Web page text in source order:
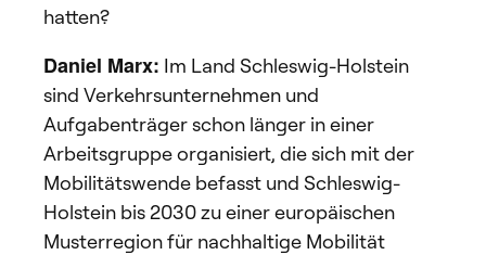
hatten?
Daniel Marx: Im Land Schleswig-Holstein
sind Verkehrsunternehmen und
Aufgabenträger schon länger in einer
Arbeitsgruppe organisiert, die sich mit der
Mobilitätswende befasst und Schleswig-
Holstein bis 2030 zu einer europäischen
Musterregion für nachhaltige Mobilität